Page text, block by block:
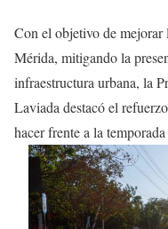
Con el objetivo de mejorar
Mérida, mitigando la
infraestructura urbana, la
Laviada destacó el
hacer frente a la